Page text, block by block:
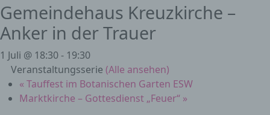
Gemeindehaus Kreuzkirche –
Anker in der Trauer
1 Juli @ 18:30- 19:30
Veranstaltungsserie (Alle ansehen)
« Tauffest im Botanischen Garten ESW
Marktkirche – Gottesdienst „Feuer“ »